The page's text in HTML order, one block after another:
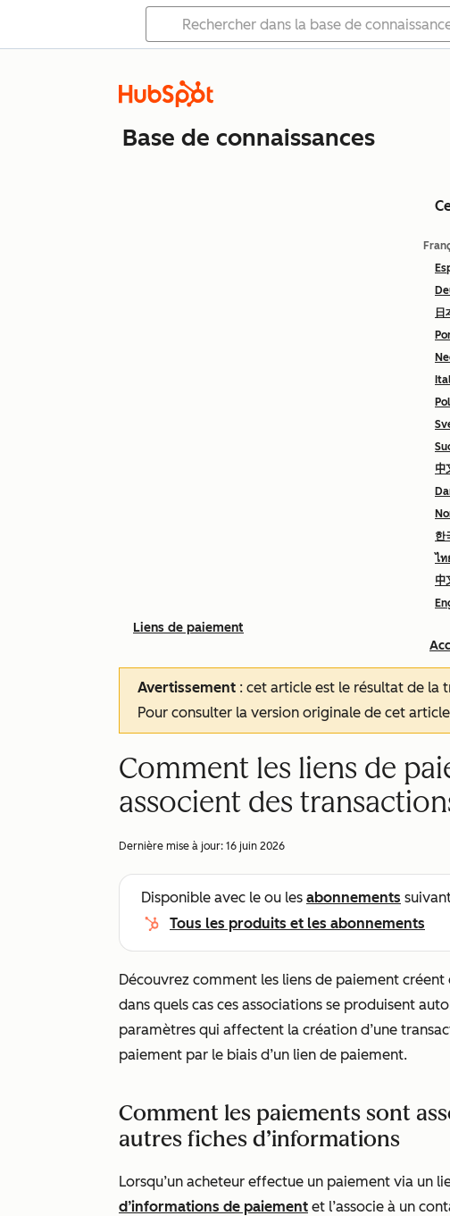
Base de connaissances
日
中
한
ไท
中
Liens de paiement
Avertissement : cet article est le résultat de
Pour consulter la version originale de cet
Comment les liens de
associent des
Dernière mise à jour: 16 juin 2026
Disponible avec le ou les abonnements
Tous les produits et les abonnements
Découvrez comment les liens de paiement
dans quels cas ces associations se produisent
paramètres qui affectent la création d’une
paiement par le biais d’un lien de paiement.
Comment les paiements sont
autres fiches d’informations
Lorsqu’un acheteur effectue un paiement via un
d’informations de paiement et l’associe à un